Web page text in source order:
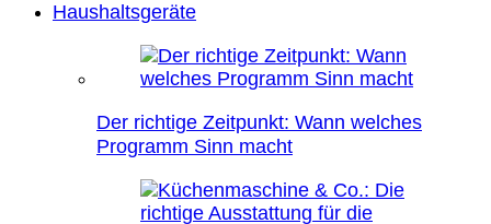
Haushaltsgeräte
Der richtige Zeitpunkt: Wann welches
Programm Sinn macht